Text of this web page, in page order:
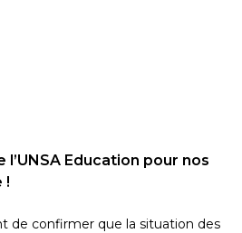
l’UNSA Education pour nos
!
de confirmer que la situation des